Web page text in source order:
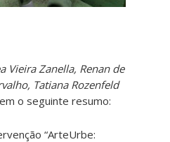
Vieira Zanella, Renan de
Tatiana Rozenfeld
o seguinte resumo:
“ArteUrbe: